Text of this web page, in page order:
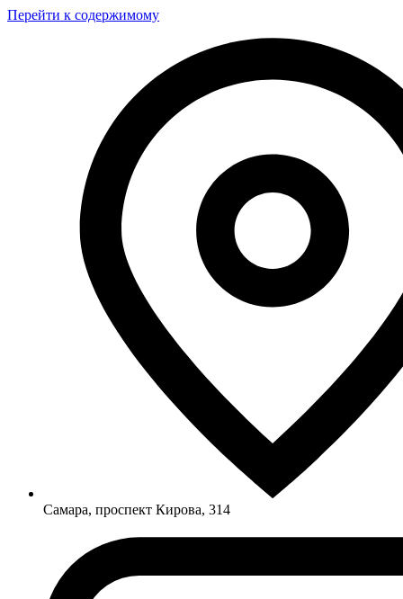
Перейти к содержимому
Самара, проспект Кирова, 314